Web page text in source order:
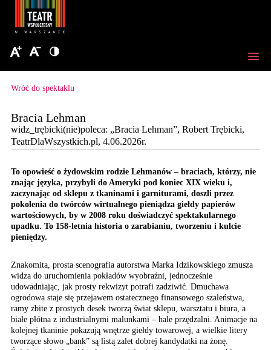
Wróć do spektaklu
Bracia Lehman
widz_trębicki(nie)poleca: „Bracia Lehman”, Robert Trębicki,
TeatrDlaWszystkich.pl, 4.06.2026r.
To opowieść o żydowskim rodzie Lehmanów – braciach, którzy, nie
znając języka, przybyli do Ameryki pod koniec XIX wieku i,
zaczynając od sklepu z tkaninami i garniturami, doszli przez
pokolenia do twórców wirtualnego pieniądza giełdy papierów
wartościowych, by w 2008 roku doświadczyć spektakularnego
upadku. To 158-letnia historia o zarabianiu, tworzeniu i kulcie
pieniędzy.
Znakomita, prosta scenografia autorstwa Marka Idzikowskiego zmusza
widza do uruchomienia pokładów wyobraźni, jednocześnie
udowadniając, jak prosty rekwizyt potrafi zadziwić. Dmuchawa
ogrodowa staje się przejawem ostatecznego finansowego szaleństwa,
ramy zbite z prostych desek tworzą świat sklepu, warsztatu i biura, a
białe płótna z industrialnymi malunkami – hale przędzalni. Animacje na
kolejnej tkaninie pokazują wnętrze giełdy towarowej, a wielkie litery
tworzące słowo „bank” są listą zalet dobrej kandydatki na żonę.